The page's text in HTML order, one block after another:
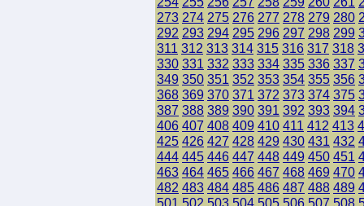
273 274 275 276 277 278 279 280
292 293 294 295 296 297 298 299
311 312 313 314 315 316 317 318
330 331 332 333 334 335 336 337
349 350 351 352 353 354 355 356
368 369 370 371 372 373 374 375
387 388 389 390 391 392 393 394
406 407 408 409 410 411 412 413
425 426 427 428 429 430 431 432
444 445 446 447 448 449 450 451
463 464 465 466 467 468 469 470
482 483 484 485 486 487 488 489
501 502 503 504 505 506 507 508